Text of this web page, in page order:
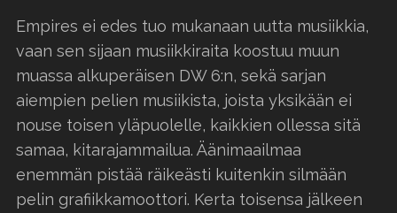
Empires ei edes tuo mukanaan uutta musiikkia,
vaan sen sijaan musiikkiraita koostuu muun
muassa alkuperäisen DW 6:n, sekä sarjan
aiempien pelien musiikista, joista yksikään ei
nouse toisen yläpuolelle, kaikkien ollessa sitä
samaa, kitarajammailua. Äänimaailmaa
enemmän pistää räikeästi kuitenkin silmään
pelin grafiikkamoottori. Kerta toisensa jälkeen